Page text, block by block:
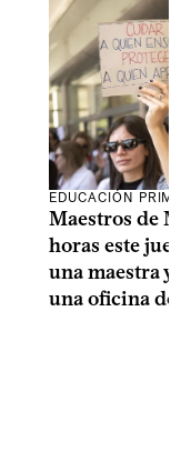
EDUCACIÓN
Maestros de
horas este
una maestra y
una oficina de